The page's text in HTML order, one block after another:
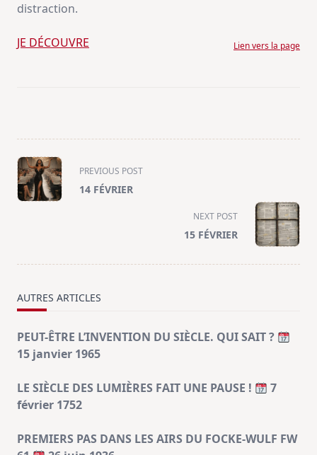
distraction.
JE DÉCOUVRE Lien vers la page
<span
class="nav-
subtitle
PREVIOUS POST
14 FÉVRIER
NEXT POST
15 FÉVRIER
AUTRES ARTICLES
PEUT-ÊTRE L’INVENTION DU SIÈCLE. QUI SAIT ?
15 janvier 1965
LE SIÈCLE DES LUMIÈRES FAIT UNE PAUSE !
7
février 1752
PREMIERS PAS DANS LES AIRS DU FOCKE-WULF FW